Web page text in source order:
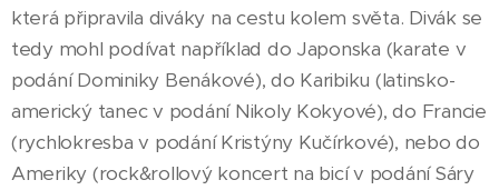
která připravila diváky na cestu kolem světa. Divák se
tedy mohl podívat například do Japonska (karate v
podání Dominiky Benákové), do Karibiku (latinsko-
americký tanec v podání Nikoly Kokyové), do Francie
(rychlokresba v podání Kristýny Kučírkové), nebo do
Ameriky (rock&rollový koncert na bicí v podání Sáry